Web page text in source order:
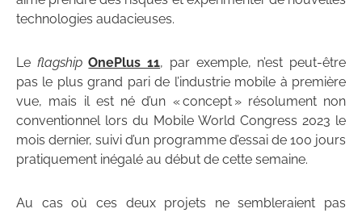
technologies audacieuses.
Le flagship OnePlus 11, par exemple, n’est peut-être
pas le plus grand pari de l’industrie mobile à première
vue, mais il est né d’un « concept » résolument non
conventionnel lors du Mobile World Congress 2023 le
mois dernier, suivi d’un programme d’essai de 100 jours
pratiquement inégalé au début de cette semaine.
Au cas où ces deux projets ne sembleraient pas